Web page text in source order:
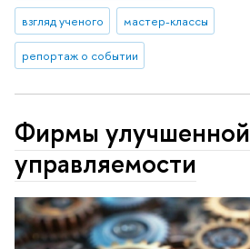
взгляд ученого мастер-классы
репортаж о событии
Фирмы улучшенной
управляемости